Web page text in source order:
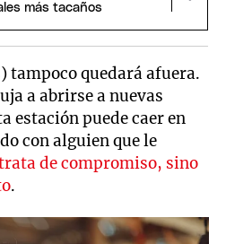
más tacaños
tampoco quedará afuera.
a abrirse a nuevas
estación puede caer en
con alguien que le
de compromiso, sino
.